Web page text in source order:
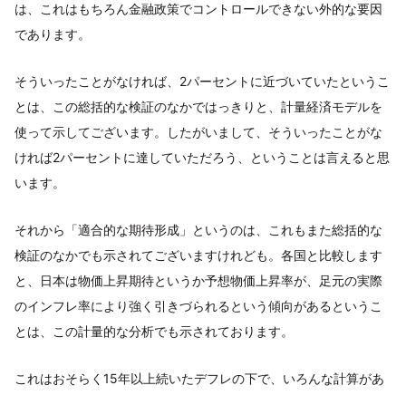
は、これはもちろん金融政策でコントロールできない外的な要因
であります。
そういったことがなければ、2パーセントに近づいていたというこ
とは、この総括的な検証のなかではっきりと、計量経済モデルを
使って示してございます。したがいまして、そういったことがな
ければ2パーセントに達していただろう、ということは言えると思
います。
それから「適合的な期待形成」というのは、これもまた総括的な
検証のなかでも示されてございますけれども。各国と比較します
と、日本は物価上昇期待というか予想物価上昇率が、足元の実際
のインフレ率により強く引きづられるという傾向があるというこ
とは、この計量的な分析でも示されております。
これはおそらく15年以上続いたデフレの下で、いろんな計算があ